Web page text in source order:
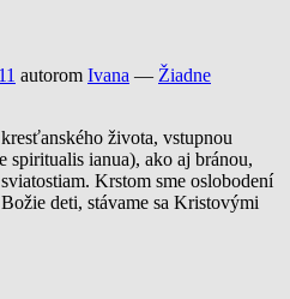
autorom Ivana — Žiadne
života, vstupnou
spiritualis ianua), ako aj bránou,
Krstom sme oslobodení
deti, stávame sa Kristovými